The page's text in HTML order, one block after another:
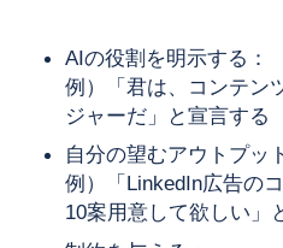
AIの役割を明示する：
例）「君は、コンテン
ジャーだ」と宣言する
自分の望むアウトプッ
例）「LinkedIn広告の
10案用意して欲しい」